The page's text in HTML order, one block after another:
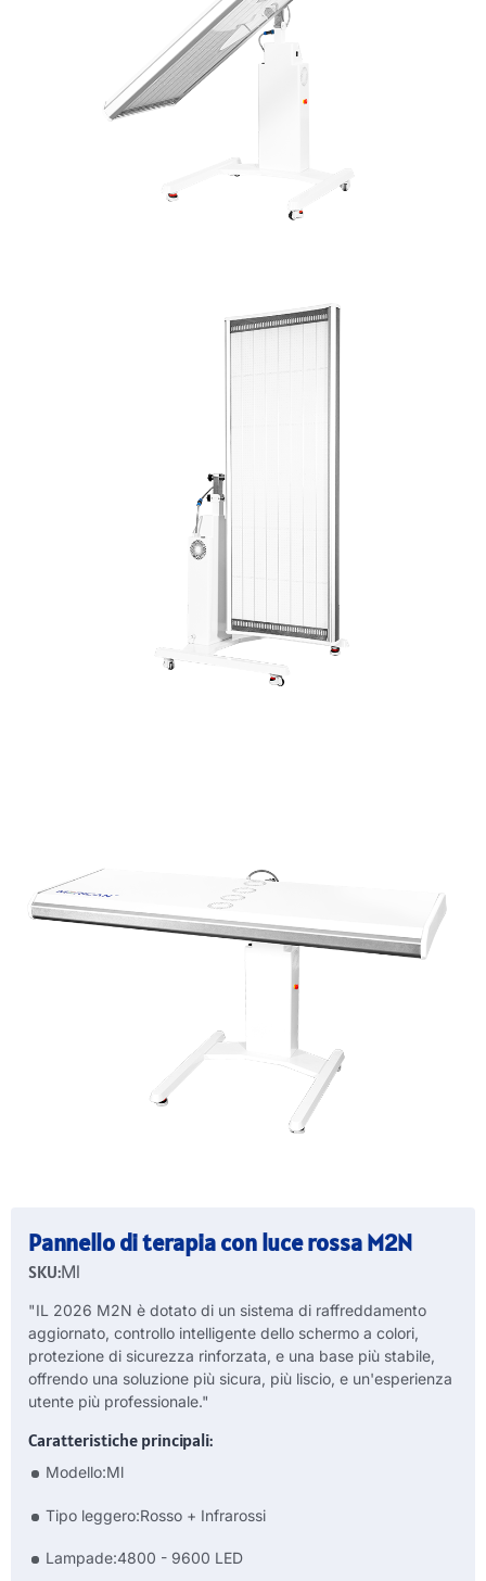
Pannello di terapia con luce rossa M2N
SKU:Ml
"IL 2026 M2N è dotato di un sistema di raffreddamento
aggiornato, controllo intelligente dello schermo a colori,
protezione di sicurezza rinforzata, e una base più stabile,
offrendo una soluzione più sicura, più liscio, e un'esperienza
utente più professionale."
Caratteristiche principali:
Modello:Ml
Tipo leggero:Rosso + Infrarossi
Lampade:4800 - 9600 LED